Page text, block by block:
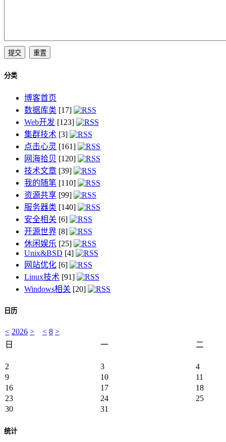
分类
博客首页
数据库类 [17]
Web开发 [123]
集群技术 [3]
点击心灵 [161]
网海拾贝 [120]
技术文章 [39]
我的随笔 [110]
资源共享 [99]
服务器类 [140]
安全相关 [6]
开源世界 [8]
休闲娱乐 [25]
Unix&BSD [4]
网站优化 [6]
Linux技术 [91]
Windows相关 [20]
日历
< 2026 > < 8 >
日
一 二
2 3
4
9
10
11
16
17
18
23
24
25
30
31
统计